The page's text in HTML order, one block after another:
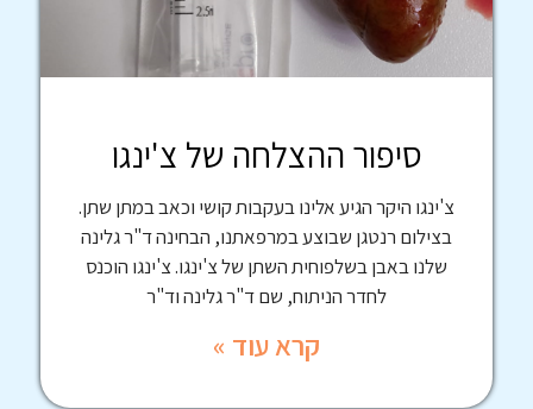
סיפור ההצלחה של צ'ינגו
צ'ינגו היקר הגיע אלינו בעקבות קושי וכאב במתן שתן.
בצילום רנטגן שבוצע במרפאתנו, הבחינה ד"ר גלינה
שלנו באבן בשלפוחית השתן של צ'ינגו. צ'ינגו הוכנס
לחדר הניתוח, שם ד"ר גלינה וד"ר
קרא עוד »